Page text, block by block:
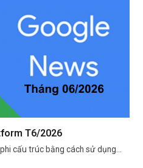
T6/2026
cấu trúc bằng cách sử dụng…